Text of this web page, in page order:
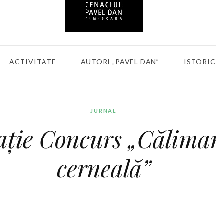
ACTIVITATE AUTORI „PAVEL DAN” ISTORIC
JURNAL
Concurs
cerneală”